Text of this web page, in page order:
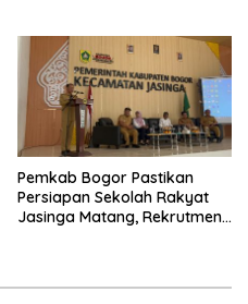
Pemkab Bogor Pastikan
Persiapan Sekolah Rakyat
Jasinga Matang, Rekrutmen